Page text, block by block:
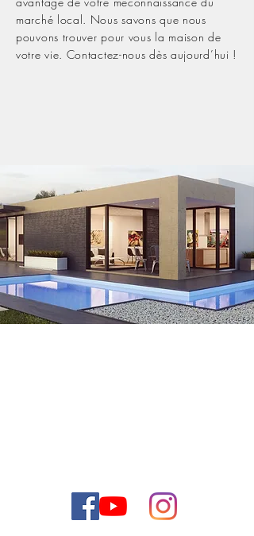
marché local. Nous savons que nous
pouvons trouver pour vous la maison de
votre vie. Contactez-nous dès aujourd’hui !